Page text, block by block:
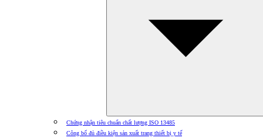
Chứng nhận tiêu chuẩn chất lượng ISO 13485
Công bố đủ điều kiện sản xuất trang thiết bị y tế